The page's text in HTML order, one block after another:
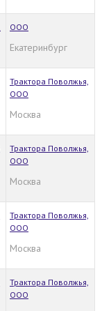
ООО
Екатеринбург
Трактора Поволжья,
ООО
Москва
Трактора Поволжья,
ООО
Москва
Трактора Поволжья,
ООО
Москва
Трактора Поволжья,
ООО